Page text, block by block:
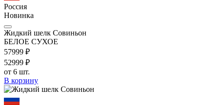
Россия
Новинка
Жидкий шелк Совиньон
БЕЛОЕ СУХОЕ
57999 ₽
52999 ₽
от 6 шт.
В корзину